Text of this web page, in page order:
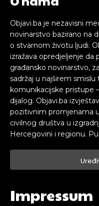
Objavi.ba je nezavisni
novinarstvo bazirano na
o stvarnom životu ljudi.
izražava opredjeljenje da
građansko novinarstvo,
sadržaj u najširem
komunikacijske pristupe
dijalog. Objavi.ba
pozitivnim promjenama
civilnog društva u
Hercegovini i regionu.
Impressum